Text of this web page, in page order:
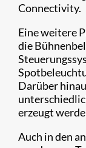
Connectivity.
Eine weitere
die
Darüber
erzeugt
Auch in den